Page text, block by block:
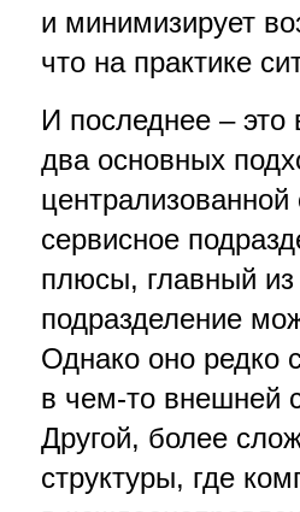
и минимизирует
что на практике
И последнее –
два основных
сервисное
плюсы, главный из
подразделение
Однако оно редко
в чем-то внешней
Другой, более
структуры, где